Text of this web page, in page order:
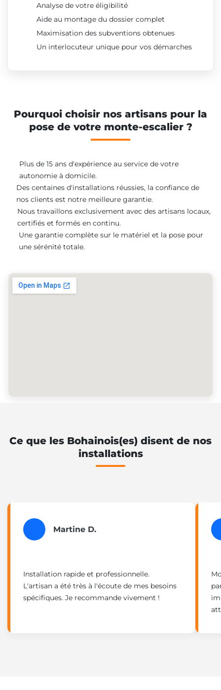
Analyse de votre éligibilité
Aide au montage du dossier complet
Maximisation des subventions obtenues
Un interlocuteur unique pour vos démarches
Pourquoi choisir nos artisans pour la
pose de votre monte-escalier ?
Plus de 15 ans d'expérience au service de votre
autonomie à domicile.
Des centaines d'installations réussies, la confiance de
nos clients est notre meilleure garantie.
Nous travaillons exclusivement avec des artisans locaux,
certifiés et formés en continu.
Une garantie complète sur le matériel et la pose pour
une sérénité totale.
Ce que les Bohainois(es) disent de nos
installations
Martine D.
Installation rapide et professionnelle.
L'artisan a été très à l'écoute de mes besoins
spécifiques. Je recommande vivement !